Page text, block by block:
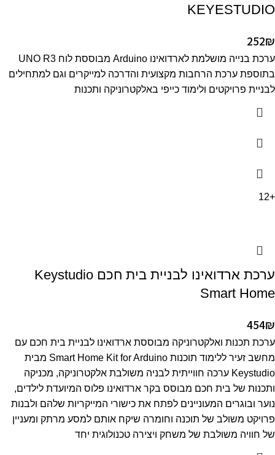
KEYESTUDIO
252₪
ערכת בנייה מושלמת לארדואינו Arduino מבוססת לוח UNO R3
בתוספת ערכת הרחבות מקצועית והדרכה למייקרים וגם למתחילים
לבניית פרויקטים ולימוד כייפי באלקטרוניקה ותכנות
+12
ערכת ארדואינו לבניית בית חכם Keystudio
Smart Home
454₪
ערכת תכנות ואלקטרוניקה מבוססת ארדואינו לבניית בית חכם עם
מחשב זעיר ללימוד תוכנות Smart Home Kit for Arduino מבית
Keystudio ערכה חווייתית לבניה משולבת אלקטרוניקה, מכניקה
ותכנות של בית חכם מבוסס בקר ארדואינו פלוס המיועדת לילדים,
נוער ובוגרים המעוניינים לפתח את כישורי המייקריות שלהם ולבנות
פרויקט משולב של תוכנה וחומרה שיקח אותם למסע מרתק ומעניין
של חוויה משולבת של משחק ויצירה טכנולוגית יחד